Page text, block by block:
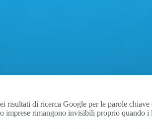
risultati di ricerca Google per le parole
rimangono invisibili proprio quando